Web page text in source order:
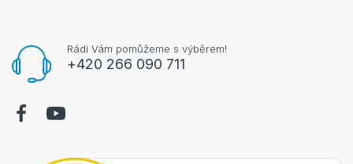
Rádi Vám pomůžeme s výběrem!
+420 266 090 711